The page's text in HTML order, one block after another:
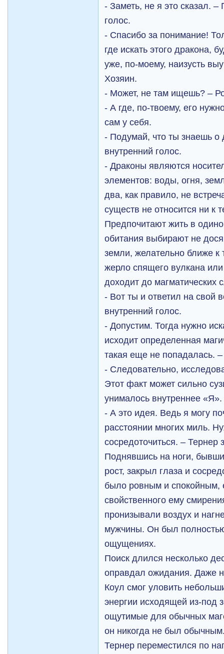
- Заметь, не я это сказал.
голос.
- Спасибо за понимание!
где искать этого дракона,
уже, по-моему, наизусть
Хозяин.
- Может, не там ищешь? –
- А где, по-твоему, его
сам у себя.
- Подумай, что ты знаешь о
внутренний голос.
- Драконы являются
элементов: воды, огня,
два, как правило, не
существ не относится ни к
Предпочитают жить в
обитания выбирают не
земли, желательно ближе к
жерло спящего вулкана
доходит до магматических
- Вот ты и ответил на свой
внутренний голос.
- Допустим. Тогда нужно
исходит определенная
такая еще не попадалась.
- Следовательно,
Этот факт может сильно
унималось внутреннее «Я».
- А это идея. Ведь я могу
расстоянии многих миль.
сосредоточиться. – Тернер
Поднявшись на ноги,
рост, закрыл глаза и
было ровным и спокойным,
свойственного ему
пронизывали воздух и
мужчины. Он был
ощущениях.
Поиск длился несколько
оправдал ожидания. Даже
Коул смог уловить
энергии исходящей из-под
ощутимые для обычных
он никогда не был
Тернер переместился по